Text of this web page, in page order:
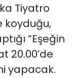
Tiyatro
koyduğu,
“Eşeğin
20.00’de
yapacak.